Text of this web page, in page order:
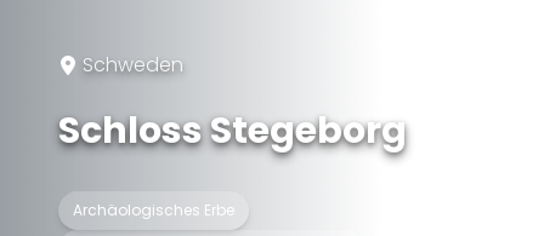
Schweden
Schloss Stegeborg
Archäologisches Erbe